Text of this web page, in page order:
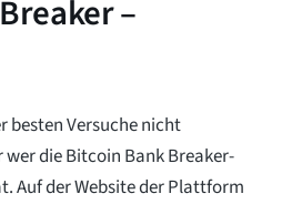
–
besten Versuche nicht
die Bitcoin Bank Breaker-
Auf der Website der Plattform